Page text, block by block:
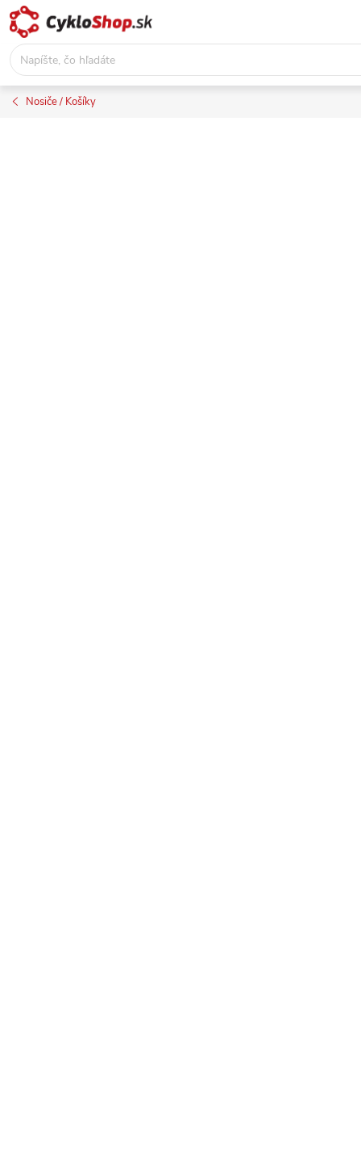
Prejsť
na
obsah
Nosiče / Košíky